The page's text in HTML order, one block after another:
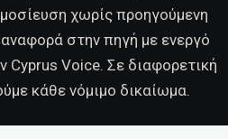
χωρίς προηγούμενη
στην πηγή με ενεργό
Cyprus Voice. Σε διαφορετική
κάθε νόμιμο δικαίωμα.